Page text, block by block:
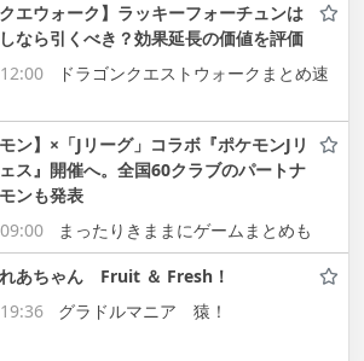
クエウォーク】ラッキーフォーチュンは
なら引くべき？効果延長の価値を評価
ドラゴンクエストウォークまとめ速
モン】×「Jリーグ」コラボ『ポケモンJリ
ス』開催へ。全国60クラブのパートナ
ンも発表
まったりきままにゲームまとめも
あちゃん Fruit ＆ Fresh！
グラドルマニア 猿！